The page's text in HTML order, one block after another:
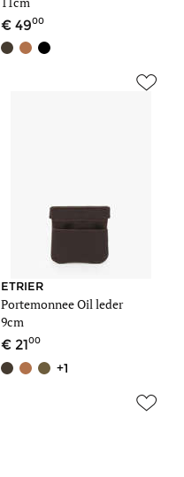
4900
ETRIER
Portemonnee Oil leder
9cm
2100
+1